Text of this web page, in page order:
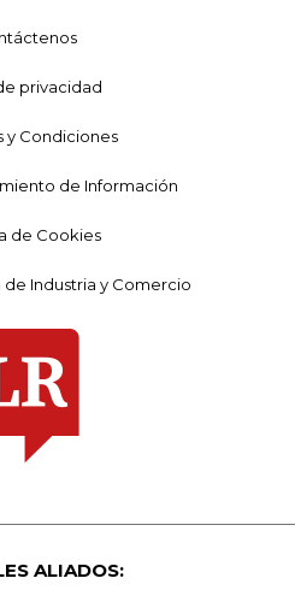
privacidad
y Condiciones
de Información
de Cookies
Industria y Comercio
ALIADOS: